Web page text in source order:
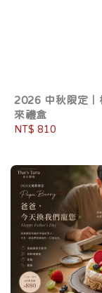
2026 中秋限定｜
來禮盒
Regular
NT$ 810